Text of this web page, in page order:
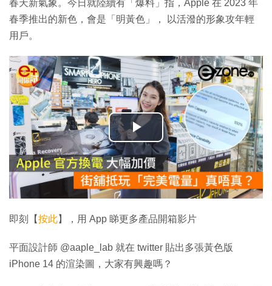
春天新氣象。今日就陸續有「爆料」指，Apple 在 2023 年
春季推出的新色，會是「明黃色」， 以活潑的形象攻年輕
用戶。
播
放
影
片
即刻【按此】，用 App 睇更多產品開箱影片
平面設計師 @aaple_lab 就在 twitter 貼出多張黃色版
iPhone 14 的渲染圖，大家有興趣嗎？